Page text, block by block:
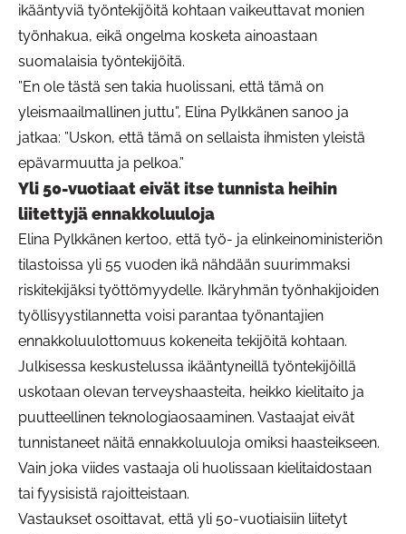
ikääntyviä työntekijöitä kohtaan vaikeuttavat monien
työnhakua, eikä ongelma kosketa ainoastaan
suomalaisia työntekijöitä.
”En ole tästä sen takia huolissani, että tämä on
yleismaailmallinen juttu”, Elina Pylkkänen sanoo ja
jatkaa: ”Uskon, että tämä on sellaista ihmisten yleistä
epävarmuutta ja pelkoa.”
Yli 50-vuotiaat eivät itse tunnista heihin
liitettyjä ennakkoluuloja
Elina Pylkkänen kertoo, että työ- ja elinkeinoministeriön
tilastoissa yli 55 vuoden ikä nähdään suurimmaksi
riskitekijäksi työttömyydelle. Ikäryhmän työnhakijoiden
työllisyystilannetta voisi parantaa työnantajien
ennakkoluulottomuus kokeneita tekijöitä kohtaan.
Julkisessa keskustelussa ikääntyneillä työntekijöillä
uskotaan olevan terveyshaasteita, heikko kielitaito ja
puutteellinen teknologiaosaaminen. Vastaajat eivät
tunnistaneet näitä ennakkoluuloja omiksi haasteikseen.
Vain joka viides vastaaja oli huolissaan kielitaidostaan
tai fyysisistä rajoitteistaan.
Vastaukset osoittavat, että yli 50-vuotiaisiin liitetyt